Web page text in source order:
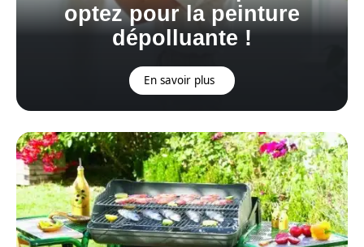
optez pour la peinture
dépolluante !
En savoir plus